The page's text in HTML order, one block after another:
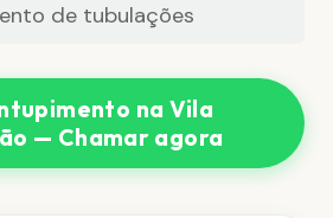
de tubulações
na Vila
— Chamar agora